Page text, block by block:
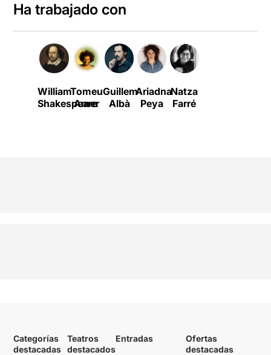
Ha trabajado con
William
Shakespeare
Tomeu
Amer
Guillem
Albà
Ariadna
Peya
Natza
Farré
Categorías
destacadas
Teatros
destacados
Entradas
Ofertas
destacadas